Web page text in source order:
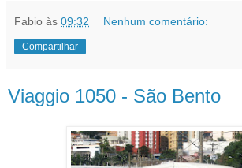
Fabio às 09:32 Nenhum comentário:
Compartilhar
Viaggio 1050 - São Bento